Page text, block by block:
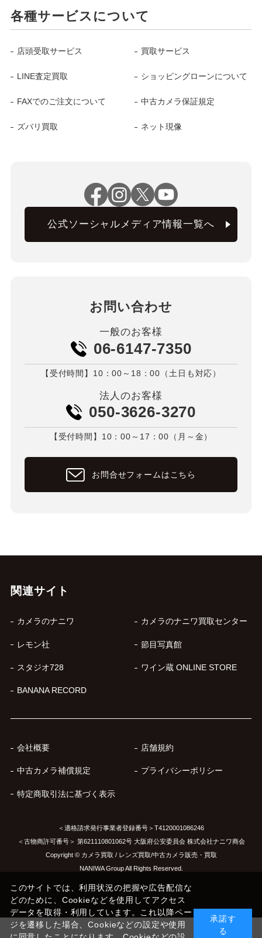
各種サービスについて
店頭受取サービス 買取サービス
LINE査定買取 ショッピングローンについて
FAXでのご注文について 中古カメラ保証規定
ズバリ買取 ネット現像
公式ソーシャルメディア情報一覧へ
お問い合わせ
一般のお客様
06-6147-7350
【受付時間】10：00～18：00（土日も対応）
法人のお客様
050-3626-3270
【受付時間】10：00～17：00（月～金）
お問合せフォームはこちら
関連サイト
カメラのナニワ カメラのナニワ買取センター
レモン社 節目写真館
スタジオ728 ワイン蔵 ONLINE STORE
BANANA RECORD
会社概要 店舗規約
中古カメラ補償規定 プライバシーポリシー
特定商取引法に基づく表示
＜適格請求発行事業者登録番号＞T4120001086246
＜古物商許可番号＞ 第621110801062号 大阪府公安委員会 株式会社ナニワ商会
Copyright © カメラ買取 / レンズ買取/中古カメラ販売・買取
NANIWA Group All Rights Reserved.
このサイトでは、利用状況の把握や広告配信な
どのために、Cookieなどを使用してアクセス
データを取得・利用しています。これ以降ペー
ジを遷移した場合、Cookieなどの設定や使用
承諾す
る